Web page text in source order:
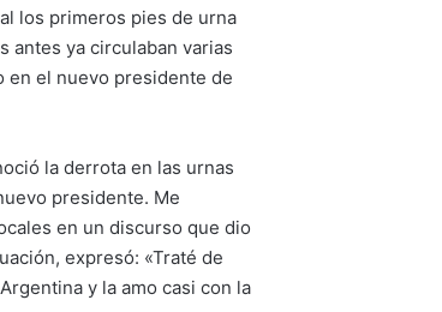
los primeros pies de urna
antes ya circulaban varias
en el nuevo presidente de
la derrota en las urnas
presidente. Me
en un discurso que dio
expresó: «Traté de
y la amo casi con la